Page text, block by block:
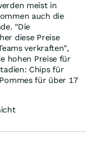
meist in
auch die
"Die
diese Preise
verkraften",
hohen Preise für
Chips für
für über 17